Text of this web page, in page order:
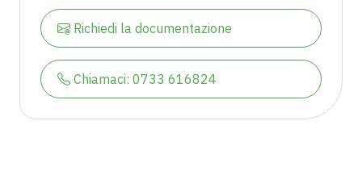
Richiedi la documentazione
Chiamaci: 0733 616824